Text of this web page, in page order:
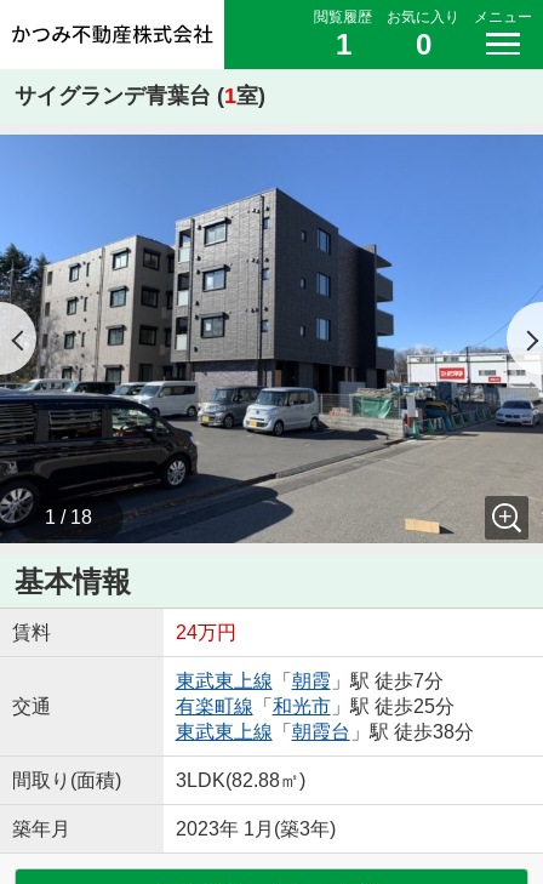
閲覧履歴
1
お気に入り
0
メニュー
サイグランデ青葉台 (1室)
1 / 18
基本情報
賃料 24万円
交通
東武東上線 「 朝霞 」駅 徒歩7分
有楽町線 「 和光市」駅 徒歩25分
東武東上線 「 朝霞台 」駅 徒歩38分
間取り(面積) 3LDK(82.88㎡)
築年月 2023年 1月(築3年)